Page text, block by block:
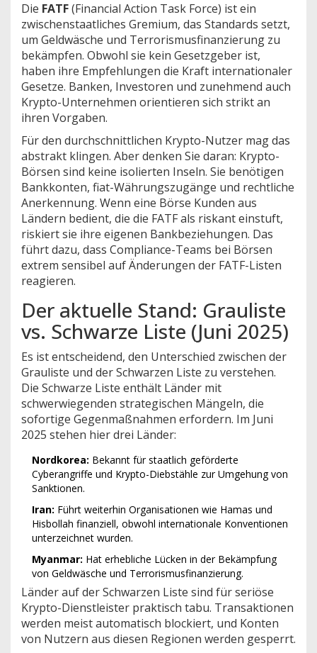
Die FATF(Financial Action Task Force) ist ein
zwischenstaatliches Gremium, das Standards setzt,
um Geldwäsche und Terrorismusfinanzierung zu
bekämpfen. Obwohl sie kein Gesetzgeber ist,
haben ihre Empfehlungen die Kraft internationaler
Gesetze. Banken, Investoren und zunehmend auch
Krypto-Unternehmen orientieren sich strikt an
ihren Vorgaben.
Für den durchschnittlichen Krypto-Nutzer mag das
abstrakt klingen. Aber denken Sie daran: Krypto-
Börsen sind keine isolierten Inseln. Sie benötigen
Bankkonten, fiat-Währungszugänge und rechtliche
Anerkennung. Wenn eine Börse Kunden aus
Ländern bedient, die die FATF als riskant einstuft,
riskiert sie ihre eigenen Bankbeziehungen. Das
führt dazu, dass Compliance-Teams bei Börsen
extrem sensibel auf Änderungen der FATF-Listen
reagieren.
Der aktuelle Stand: Grauliste
vs. Schwarze Liste (Juni 2025)
Es ist entscheidend, den Unterschied zwischen der
Grauliste und der Schwarzen Liste zu verstehen.
Die Schwarze Liste enthält Länder mit
schwerwiegenden strategischen Mängeln, die
sofortige Gegenmaßnahmen erfordern. Im Juni
2025 stehen hier drei Länder:
Nordkorea: Bekannt für staatlich geförderte
Cyberangriffe und Krypto-Diebstähle zur Umgehung von
Sanktionen.
Iran: Führt weiterhin Organisationen wie Hamas und
Hisbollah finanziell, obwohl internationale Konventionen
unterzeichnet wurden.
Myanmar: Hat erhebliche Lücken in der Bekämpfung
von Geldwäsche und Terrorismusfinanzierung.
Länder auf der Schwarzen Liste sind für seriöse
Krypto-Dienstleister praktisch tabu. Transaktionen
werden meist automatisch blockiert, und Konten
von Nutzern aus diesen Regionen werden gesperrt.